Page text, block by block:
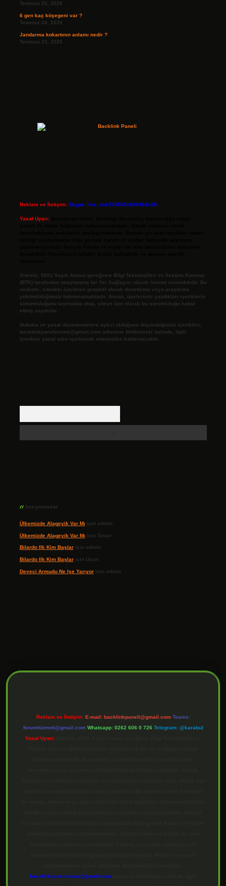
Temmuz 25, 2026
6 gen kaç köşegeni var ?
Temmuz 24, 2026
Jandarma kokartının anlamı nedir ?
Temmuz 23, 2026
Reklam ve İletişim: Skype: live:.cid.575569c608265c69
Yasal Uyarı:
Sitemiz, 5651 Sayılı Kanun gereğince Bilgi Teknolojileri ve İletişim Kurumu
(BTK) tarafından onaylanmış bir Yer Sağlayıcı olarak hizmet vermektedir. Bu
nedenle, sitedeki içerikleri proaktif olarak denetleme veya araştırma
yükümlülüğümüz bulunmamaktadır. Ancak, üyelerimiz yazdıkları içeriklerin
sorumluluğunu taşımakta olup, siteye üye olarak bu sorumluluğu kabul
etmiş sayılırlar.
Hukuka ve yasal düzenlemelere aykırı olduğunu düşündüğünüz içerikleri,
backlinkpanelicomtr@gmail.com adresine bildirmeniz halinde, ilgili
içerikler yasal süre içerisinde sitemizden kaldırılacaktır.
Son yorumlar
Ülkemizde Alageyik Var Mı için admin
Ülkemizde Alageyik Var Mı için Sinan
Bilardo Ilk Kim Başlariçin admin
Bilardo Ilk Kim Başlariçin Uçan
Deveci Armudu Ne Işe Yarıyoriçin admin
Reklam ve İletişim: E-mail: backlinkpaneli@gmail.com Teams:
forumhizmeti@gmail.com Whatsapp: 0262 606 0 726 Telegram: @karabul
Yasal Uyarı:
backlinkpanelicomtr@gmail.com